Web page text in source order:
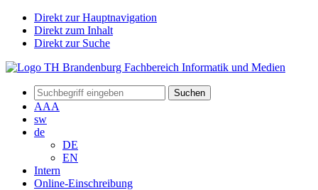
Direkt zur Hauptnavigation
Direkt zum Inhalt
Direkt zur Suche
Suchen
AAA
sw
de
DE
EN
Intern
Online-Einschreibung